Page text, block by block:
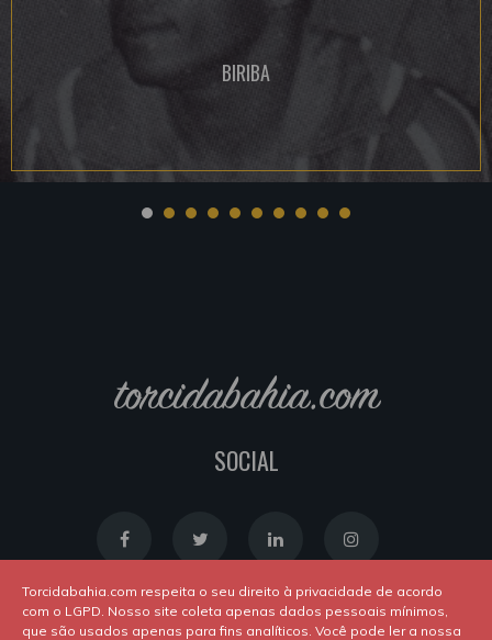
BIRIBA
torcidabahia.com
SOCIAL
Torcidabahia.com respeita o seu direito à privacidade de acordo
com o LGPD. Nosso site coleta apenas dados pessoais mínimos,
que são usados apenas para fins analíticos. Você pode ler a nossa